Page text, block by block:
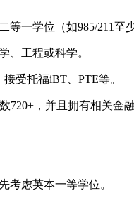
一学位（如985/211至
、工程或科学。
受托福iBT、PTE等。
720+，并且拥有相关金
考虑英本一等学位。